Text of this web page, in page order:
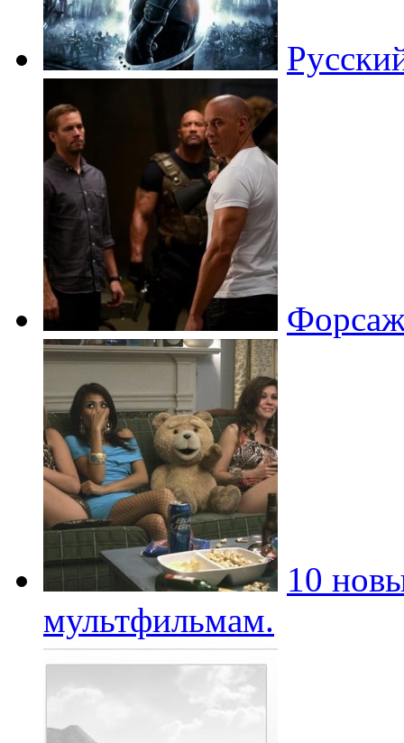
10
мультфильмам.